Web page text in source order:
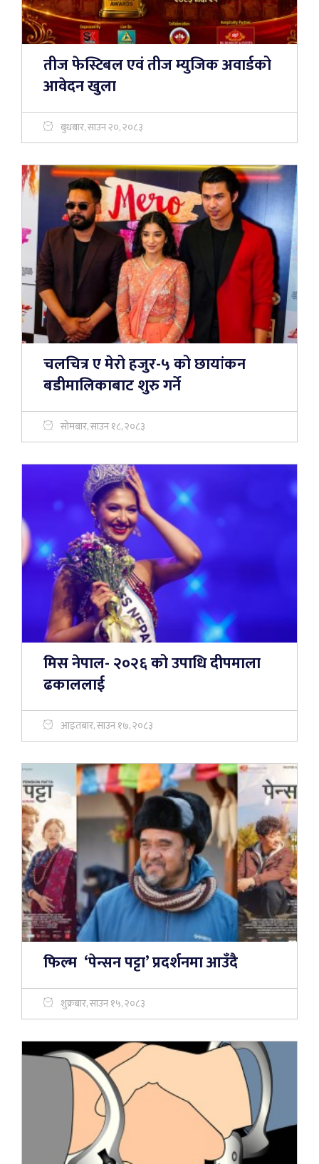
तीज फेस्टिबल एवं तीज म्युजिक अवार्डको
आवेदन खुला
बुधबार, साउन २०, २०८३
चलचित्र ए मेरो हजुर-५ को छायांकन
बडीमालिकाबाट शुरु गर्ने
सोमबार, साउन १८, २०८३
मिस नेपाल- २०२६ को उपाधि दीपमाला
ढकाललाई
आइतबार, साउन १७, २०८३
फिल्म ‘पेन्सन पट्टा’ प्रदर्शनमा आउँदै
शुक्रबार, साउन १५, २०८३